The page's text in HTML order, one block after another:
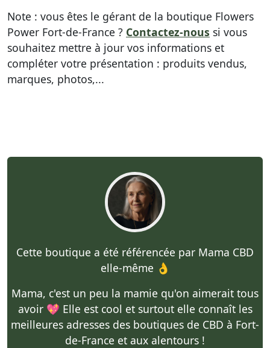
Note : vous êtes le gérant de la boutique Flowers
Power Fort-de-France ? Contactez-nous si vous
souhaitez mettre à jour vos informations et
compléter votre présentation : produits vendus,
marques, photos,...
Cette boutique a été référencée par Mama CBD
elle-même 👌
Mama, c'est un peu la mamie qu'on aimerait tous
avoir 💖 Elle est cool et surtout elle connaît les
meilleures adresses des boutiques de CBD à Fort-
de-France et aux alentours !